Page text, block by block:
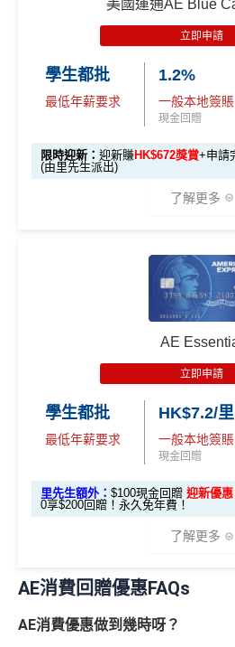
算）
本地簽賬
簽賬*6X 積分
🎯 第三階段：額外迎新簽賬獎
00 - 包括 HK$12,000 本地 +
累積總簽賬滿
0,000（包括合資
本地及海外簽賬）
2,000 本地
簽賬)
• 首 HK$7,000
積分(食盡每季
• 餘下
外幣簽賬 1
0.75X (第
額外外幣簽賬
0,000*10.75X 積分
⭐️ 手機八達通增值獎賞 + 里先生
用基本卡或附屬卡
$5
0
賬
回
贈
首3個月內
iPhone、Apple Watch或
值淨HK$600
新
累積簽賬滿
期間，進行一
簽賬再有額外66萬積分本
HK$60,000再有額外12萬
es.hk/ae-charge-application
里
賞
申請完填Form
金#❗️（由里先生派出🎯38
(=80,000里數) + HK$50簽賬回贈
首3個月內成功簽賬滿
基本卡批核後首3個月內每
賺取高達240,000積分，（以
或以Pay with points
簽賬如醫院或保險，用呢個
MrMiles.hk/pc-
加總以上，迎新合共高達
#每1里賞金 ≈ HK$1，可兌換FPS
AE美膳會及餐
Cafe Deco
堂食自主餐牌食品﹐星期一至
人有75折 / 星期五至日：2-12
美心指定中西食府惠
（主卡及附屬卡）惠顧聘珍樓
膳堂食自選主餐牌食品及飲品有
美國運通AE Blue
立即申請
學生都批
最低年薪要求
1.2%
一般本地簽賬
現金回贈
限時迎新： 迎新賺HK$672獎賞+申請
(由里先生派出)
了解更多
信用卡迎
首2個月內累積簽賬滿HK$6,000
首3個月成功增值iPhone 或
$300賺HK$100簽賬回贈
基本簽賬1.2%：
HK$72簽賬回贈
申請完填FormMrMiles.hk/bc-
❗️（由里先生派出🎯38新會員+
金）
金 ≈ HK$1，可兌換FPS轉數快回
✅優點
AE
立即申請
學生都批
最低年薪要求
HK$7.2/里
一般本地簽賬
現金回贈
里先生額外： $100現金回贈 迎新優惠
0享$200回贈！永久免年費！
了解更多
AE Essential信用卡
AE消費回贈優惠FAQs
AE消費優惠做到幾時呀？